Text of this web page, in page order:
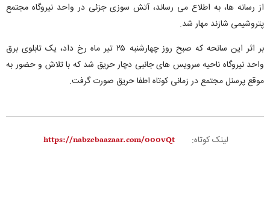
از رسانه ها، به اطلاع می رساند، آتش سوزی جزئی در واحد نیروگاه مجتمع
پتروشیمی شازند مهار شد.
بر اثر این سانحه که صبح روز چهارشنبه ۲۵ تیر ماه رخ داد، یک تابلوی برق
واحد نیروگاه ناحیه سرویس های جانبی دچار حریق شد که با تلاش و حضور به
موقع پرسنل مجتمع در زمانی کوتاه اطفا حریق صورت گرفت.
لینک کوتاه: